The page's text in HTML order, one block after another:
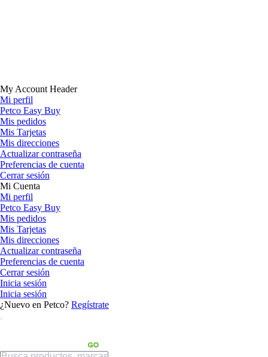
My Account Header
Mi perfil
Petco Easy Buy
Mis pedidos
Mis Tarjetas
Mis direcciones
Actualizar contraseña
Preferencias de cuenta
Cerrar sesión
Mi Cuenta
Mi perfil
Petco Easy Buy
Mis pedidos
Mis Tarjetas
Mis direcciones
Actualizar contraseña
Preferencias de cuenta
Cerrar sesión
Inicia sesión
Inicia sesión
¿Nuevo en Petco? Regístrate